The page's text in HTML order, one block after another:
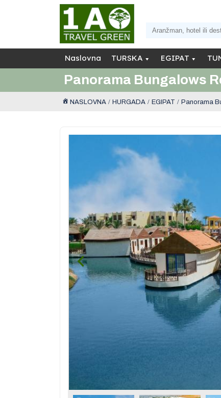
Naslovna TURSKA EGIPAT
Panorama Bungalows
NASLOVNA HURGADA EGIPAT Panorama